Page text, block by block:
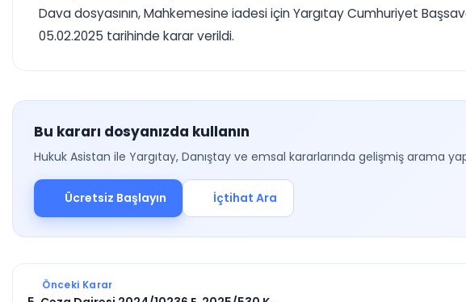
Dava dosyasının, Mahkemesine iadesi için Yargıtay Cumhuriyet
05.02.2025 tarihinde karar verildi.
Bu kararı dosyanızda kullanın
Hukuk Asistan ile Yargıtay, Danıştay ve emsal kararlarında gelişmiş arama
Ücretsiz Başlayın İçtihat Ara
Önceki Karar